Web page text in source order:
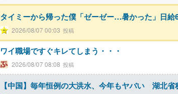
タイミーから帰った僕「ゼーゼー…暑かった」日
2026/08/07 00:03
ワイ職場ですぐキレてしまう・・・
2026/08/07 08:08
【中国】毎年恒例の大洪水、今年もヤバい 湖北